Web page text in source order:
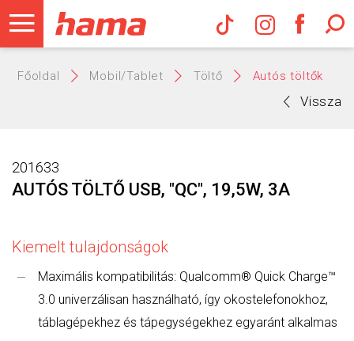
Hama
Főoldal Mobil/Tablet Töltő Autós töltők
Vissza
201633
AUTÓS TÖLTŐ USB, "QC", 19,5W, 3A
Kiemelt tulajdonságok
Maximális kompatibilitás: Qualcomm® Quick Charge™
3.0 univerzálisan használható, így okostelefonokhoz,
táblagépekhez és tápegységekhez egyaránt alkalmas